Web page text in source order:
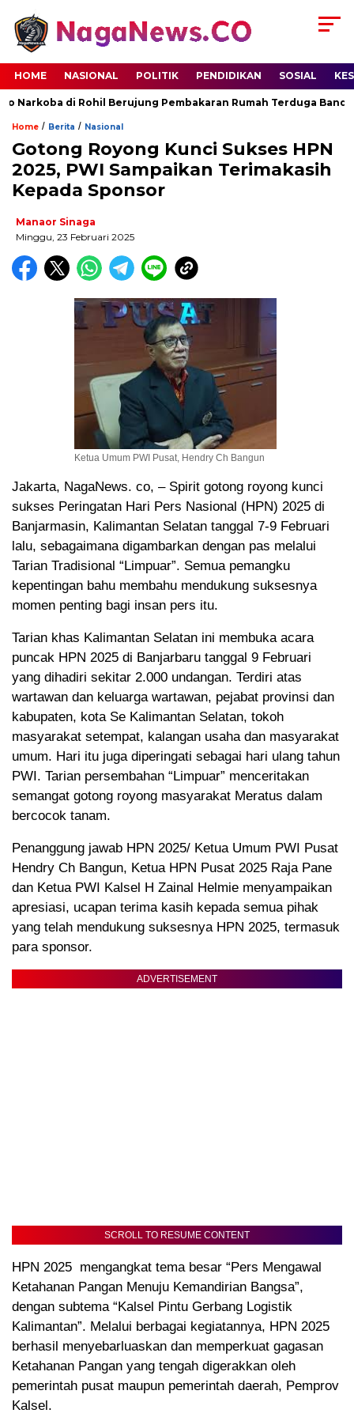
HOME NASIONAL POLITIK PENDIDIKAN SOSIAL
Narkoba di Rohil Berujung Pembakaran Rumah Terduga Bandar,
Home / Berita / Nasional
Gotong Royong Kunci Sukses HPN
2025, PWI Sampaikan Terimakasih
Kepada Sponsor
Manaor Sinaga
Minggu, 23 Februari 2025
Ketua Umum PWI Pusat, Hendry Ch Bangun
Jakarta, NagaNews. co, – Spirit gotong royong kunci
sukses Peringatan Hari Pers Nasional (HPN) 2025 di
Banjarmasin, Kalimantan Selatan tanggal 7-9 Februari
lalu, sebagaimana digambarkan dengan pas melalui
Tarian Tradisional “Limpuar”. Semua pemangku
kepentingan bahu membahu mendukung suksesnya
momen penting bagi insan pers itu.
Tarian khas Kalimantan Selatan ini membuka acara
puncak HPN 2025 di Banjarbaru tanggal 9 Februari
yang dihadiri sekitar 2.000 undangan. Terdiri atas
wartawan dan keluarga wartawan, pejabat provinsi dan
kabupaten, kota Se Kalimantan Selatan, tokoh
masyarakat setempat, kalangan usaha dan masyarakat
umum. Hari itu juga diperingati sebagai hari ulang tahun
PWI. Tarian persembahan “Limpuar” menceritakan
semangat gotong royong masyarakat Meratus dalam
bercocok tanam.
Penanggung jawab HPN 2025/ Ketua Umum PWI Pusat
Hendry Ch Bangun, Ketua HPN Pusat 2025 Raja Pane
dan Ketua PWI Kalsel H Zainal Helmie menyampaikan
apresiasi, ucapan terima kasih kepada semua pihak
yang telah mendukung suksesnya HPN 2025, termasuk
para sponsor.
ADVERTISEMENT
SCROLL TO RESUME CONTENT
HPN 2025 mengangkat tema besar “Pers Mengawal
Ketahanan Pangan Menuju Kemandirian Bangsa”,
dengan subtema “Kalsel Pintu Gerbang Logistik
Kalimantan”. Melalui berbagai kegiatannya, HPN 2025
berhasil menyebarluaskan dan memperkuat gagasan
Ketahanan Pangan yang tengah digerakkan oleh
pemerintah pusat maupun pemerintah daerah, Pemprov
Kalsel.